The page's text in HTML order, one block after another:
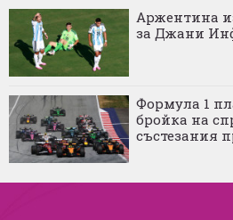
Аржентина
за Джани
Формула 1
бройка на
състезания